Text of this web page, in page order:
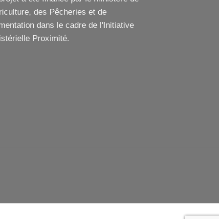
des Pêcheries et de
dans le cadre de l'Initiative
Proximité.